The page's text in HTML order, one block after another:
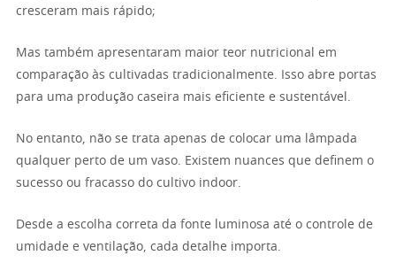
cresceram mais rápido;
Mas também apresentaram maior teor nutricional em
comparação às cultivadas tradicionalmente. Isso abre portas
para uma produção caseira mais eficiente e sustentável.
No entanto, não se trata apenas de colocar uma lâmpada
qualquer perto de um vaso. Existem nuances que definem o
sucesso ou fracasso do cultivo indoor.
Desde a escolha correta da fonte luminosa até o controle de
umidade e ventilação, cada detalhe importa.